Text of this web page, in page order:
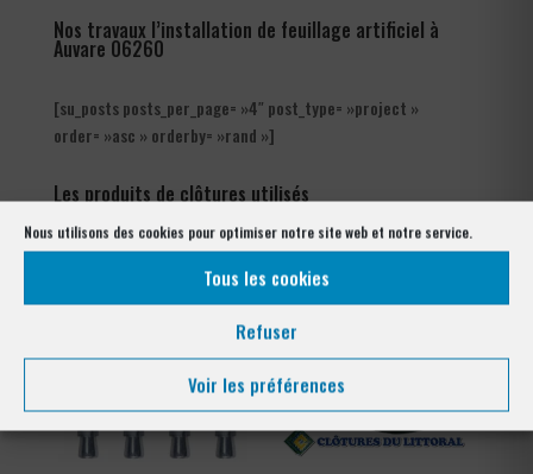
Nous utilisons des cookies pour optimiser notre site web et notre service.
Tous les cookies
Refuser
Voir les préférences
Nos travaux l’installation de feuillage artificiel à
Auvare 06260
[su_posts posts_per_page= »4″ post_type= »project »
order= »asc » orderby= »rand »]
Les produits de clôtures utilisés